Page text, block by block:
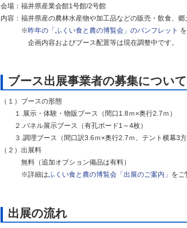
会場：福井県産業会館1号館/2号館
内容：福井県産の農林水産物や加工品などの販売・飲食、
※昨年の「ふくい食と農の博覧会」のパンフレット
企画内容およびブース配置等は現在調整中です。
ブース出展事
（１）ブースの形態
１.展示・体験・物販ブース（間口1.8ｍ×奥行2.7ｍ）
２.パネル展示ブース（有孔ボード1～4枚）
３.調理ブース（間口訳3.6ｍ×奥行2.7ｍ、テント横幕3方
（２）出展料
無料（追加オプション備品は有料）
※詳細はふくい食と農の博覧会「出展のご案内」 をご
出展の流れ